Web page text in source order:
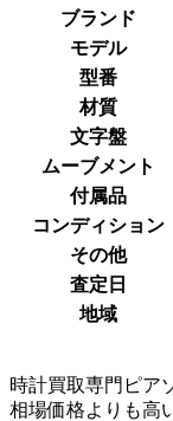
ブランド
モデル
型番
材質
文字盤
ムーブメント
付属品
コンディション
その他
査定日
地域
時計買取専門ピア
相場価格よりも高